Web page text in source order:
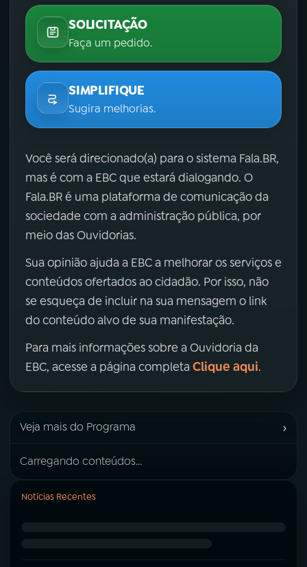
SOLICITAÇÃO
Faça um pedido.
SIMPLIFIQUE
Sugira melhorias.
Você será direcionado(a) para o sistema Fala.BR,
mas é com a EBC que estará dialogando. O
Fala.BR é uma plataforma de comunicação da
sociedade com a administração pública, por
meio das Ouvidorias.
Sua opinião ajuda a EBC a melhorar os serviços e
conteúdos ofertados ao cidadão. Por isso, não
se esqueça de incluir na sua mensagem o link
do conteúdo alvo de sua manifestação.
Para mais informações sobre a Ouvidoria da
EBC, acesse a página completa Clique aqui.
Veja mais do Programa ›
Carregando conteúdos...
Notícias Recentes